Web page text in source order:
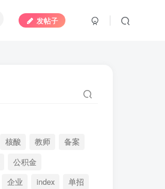
发帖子
核酸 教师
备案
公积金
企业 index
单招